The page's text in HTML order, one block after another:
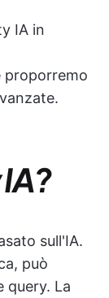
IA in
proporremo
sull'IA.
può
query. La